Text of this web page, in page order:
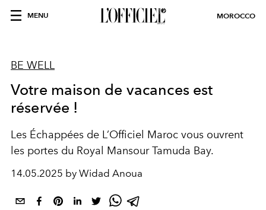
MENU MOROCCO
BE WELL
Votre maison de vacances est
réservée !
Les Échappées de L’Officiel Maroc vous ouvrent
les portes du Royal Mansour Tamuda Bay.
14.05.2025 by Widad Anoua